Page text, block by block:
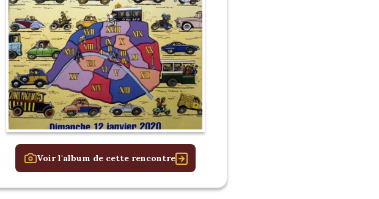
Voir l'album de cette rencontre